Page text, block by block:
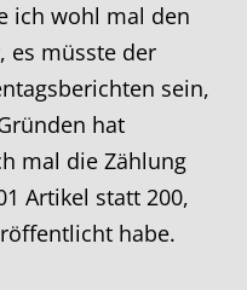
ich wohl mal den
es müsste der
sein,
hat
mal die Zählung
Artikel statt 200,
habe.